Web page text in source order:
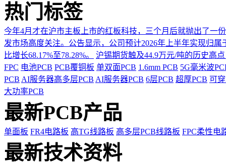
热门标签
今年4月才在沪市主板上市的红板科技，三个月后就抛出了一
发市场高度关注。公告显示，公司预计2026年上半年实现归
比增长68.17%至78.28%。
沪锡期货触及44.9万元/吨的历史高
FPC 电池PCB PCB覆铜板 单双面PCB 1.6mm PCB 5G毫米波
PCB AI服务器高多层PCB AI服务器PCB 6层PCB 超厚PCB 可
大功率PCB
最新PCB产品
单面板 FR4电路板 高TG线路板 高多层PCB线路板 FPC柔性电
最新技术资料